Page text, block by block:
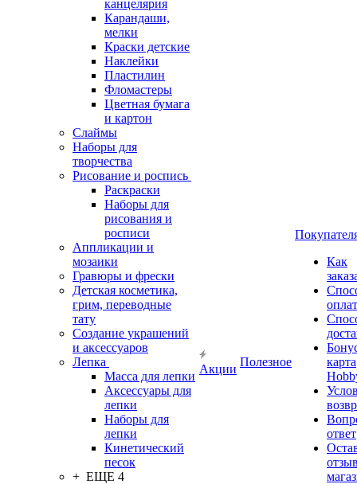
канцелярия
Карандаши,
мелки
Краски детские
Наклейки
Пластилин
Фломастеры
Цветная бумага
и картон
Слаймы
Наборы для
творчества
Рисование и роспись
Раскраски
Наборы для
рисования и
росписи
Аппликации и
мозаики
Гравюры и фрески
Детская косметика,
грим, переводные
тату
Создание украшений
и аксессуаров
Лепка
Масса для лепки
Аксессуары для
лепки
Наборы для
лепки
Кинетический
песок
+ ЕЩЕ 4
Акции
Полезное
Как
карта
ответ